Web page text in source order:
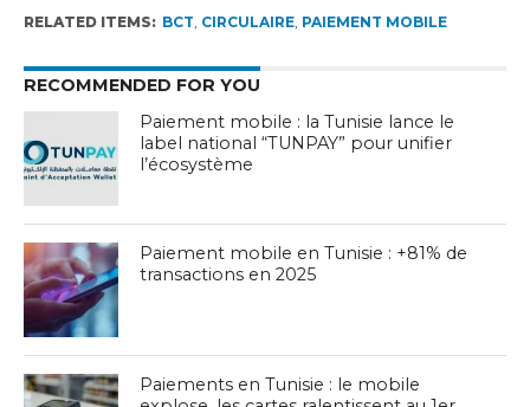
RELATED ITEMS: BCT CIRCULAIRE, PAIEMENT MOBILE
RECOMMENDED FOR YOU
Paiement mobile : la Tunisie lance le
label national “TUNPAY” pour unifier
l’écosystème
Paiement mobile en Tunisie : +81% de
transactions en 2025
Paiements en Tunisie : le mobile